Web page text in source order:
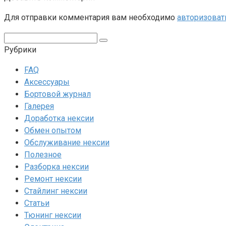
Для отправки комментария вам необходимо
Рубрики
FAQ
Аксессуары
Бортовой журнал
Галерея
Доработка нексии
Обмен опытом
Обслуживание нексии
Полезное
Разборка нексии
Ремонт нексии
Стайлинг нексии
Статьи
Тюнинг нексии